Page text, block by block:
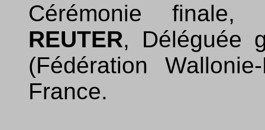
Cérémonie
REUTER, Déléguée
(Fédération
France.